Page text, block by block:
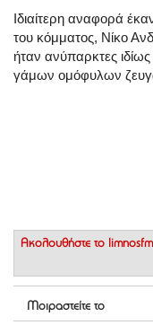
Ιδιαίτερη αναφορά
του κόμματος, Νίκο
ήταν ανύπαρκτες
γάμων ομόφυλων
Ακολουθήστε το
Μοιραστείτε το